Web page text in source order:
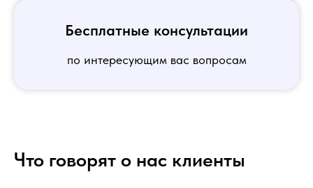
Бесплатные консультации
по интересующим вас вопросам
Что говорят о нас клиенты